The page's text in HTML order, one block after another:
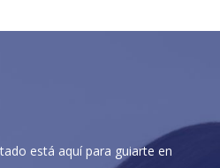
está aquí para guiarte en